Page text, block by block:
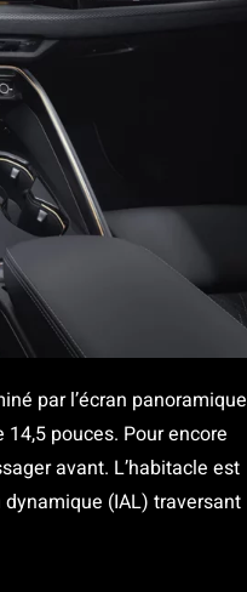
par l’écran panoramique
pouces. Pour encore
avant. L’habitacle est
dynamique (IAL) traversant